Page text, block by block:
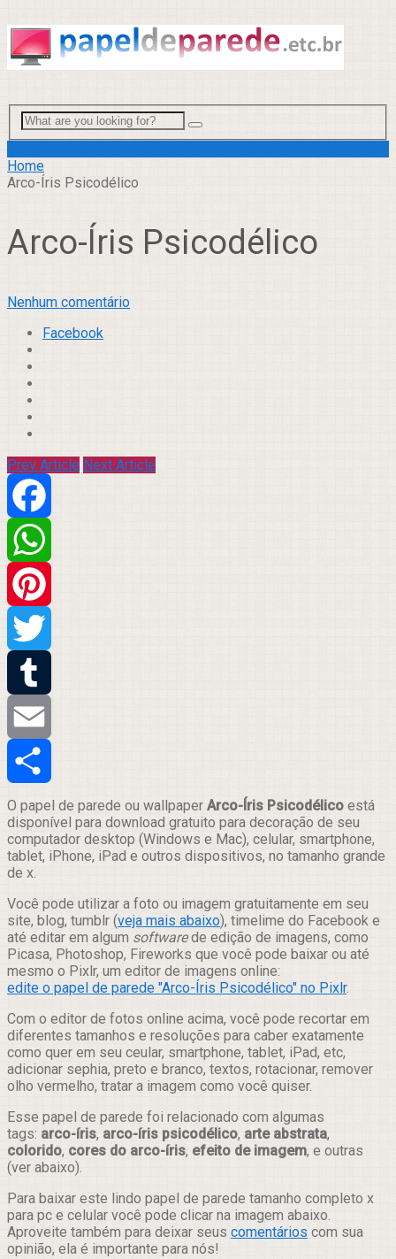
Home
Arco-Íris Psicodélico
Arco-Íris Psicodélico
Nenhum comentário
Facebook
Prev Article Next Article
Facebook
WhatsApp
Pinterest
Twitter
Tumblr
Email
Compartilhar
O papel de parede ou wallpaper Arco-Íris Psicodélico está
disponível para download gratuito para decoração de seu
computador desktop (Windows e Mac), celular, smartphone,
tablet, iPhone, iPad e outros dispositivos, no tamanho grande
de x.
Você pode utilizar a foto ou imagem gratuitamente em seu
site, blog, tumblr (veja mais abaixo), timelime do Facebook e
até editar em algum softwarede edição de imagens, como
Picasa, Photoshop, Fireworks que você pode baixar ou até
mesmo o Pixlr, um editor de imagens online:
edite o papel de parede "Arco-Íris Psicodélico" no Pixlr.
Com o editor de fotos online acima, você pode recortar em
diferentes tamanhos e resoluções para caber exatamente
como quer em seu ceular, smartphone, tablet, iPad, etc,
adicionar sephia, preto e branco, textos, rotacionar, remover
olho vermelho, tratar a imagem como você quiser.
Esse papel de parede foi relacionado com algumas
tags: arco-íris, arco-íris psicodélico, arte abstrata,
colorido, cores do arco-íris, efeito de imagem, e outras
(ver abaixo).
Para baixar este lindo papel de parede tamanho completo x
para pc e celular você pode clicar na imagem abaixo.
Aproveite também para deixar seus comentários com sua
opinião, ela é importante para nós!